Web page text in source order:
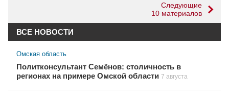
Следующие
10 материалов
ВСЕ НОВОСТИ
Омская область
Политконсультант Семёнов: столичность в
регионах на примере Омской области 7 августа